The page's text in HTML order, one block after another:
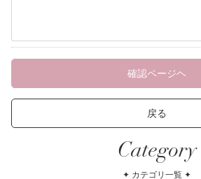
確認ページヘ
戻る
Category
✦ カテゴリ一覧 ✦